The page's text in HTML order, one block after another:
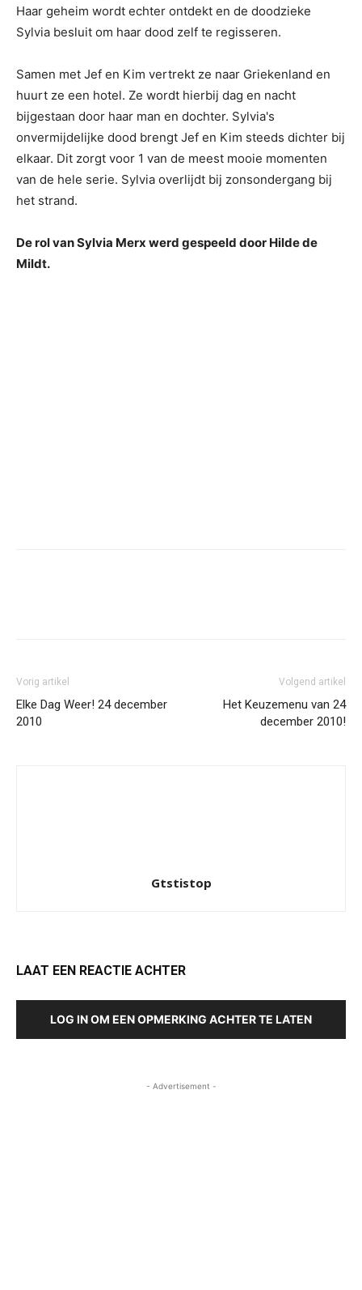
Haar geheim wordt echter ontdekt en de doodzieke
Sylvia besluit om haar dood zelf te regisseren.
Samen met Jef en Kim vertrekt ze naar Griekenland en
huurt ze een hotel. Ze wordt hierbij dag en nacht
bijgestaan door haar man en dochter. Sylvia's
onvermijdelijke dood brengt Jef en Kim steeds dichter bij
elkaar. Dit zorgt voor 1 van de meest mooie momenten
van de hele serie. Sylvia overlijdt bij zonsondergang bij
het strand.
De rol van Sylvia Merx werd gespeeld door Hilde de
Mildt.
Vorig artikel
Elke Dag Weer! 24 december
2010
Volgend artikel
Het Keuzemenu van 24
december 2010!
Gtstistop
LAAT EEN REACTIE ACHTER
LOG IN OM EEN OPMERKING ACHTER TE LATEN
- Advertisement -